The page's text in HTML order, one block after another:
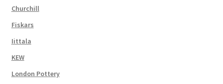
Churchill
Fiskars
Iittala
KEW
London Pottery